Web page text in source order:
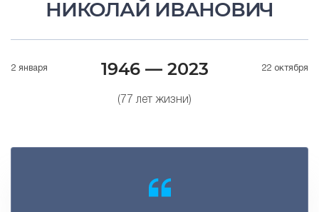
НИКОЛАЙ ИВАНОВИЧ
2 января 1946 — 2023
(77 лет жизни)
22 октября